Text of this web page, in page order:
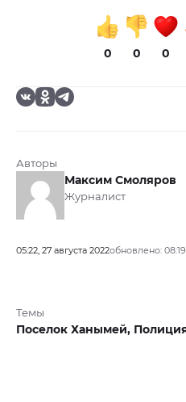
0 0 0
Авторы
Максим Смоляров
Журналист
05:22, 27 августа 2022обновлено:
Темы
Поселок Ханымей,